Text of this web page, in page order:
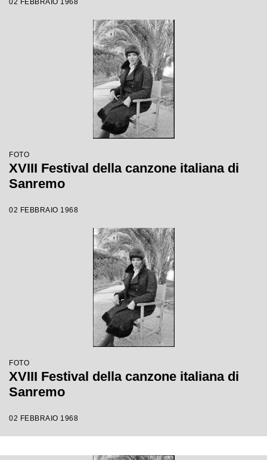
02 FEBBRAIO 1968
FOTO
XVIII Festival della canzone italiana di
Sanremo
02 FEBBRAIO 1968
FOTO
XVIII Festival della canzone italiana di
Sanremo
02 FEBBRAIO 1968